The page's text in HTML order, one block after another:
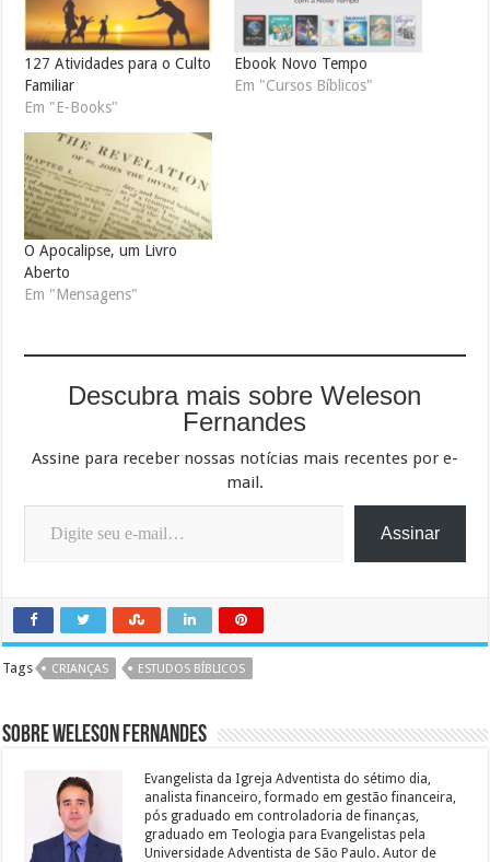
127 Atividades para o Culto
Familiar
Em "E-Books"
Ebook Novo Tempo
Em "Cursos Bíblicos"
O Apocalipse, um Livro
Aberto
Em "Mensagens"
Descubra mais sobre Weleson
Fernandes
Assine para receber nossas notícias mais recentes por e-
mail.
Digite seu e-mail…
Assinar
Tags CRIANÇAS ESTUDOS BÍBLICOS
Sobre Weleson Fernandes
Evangelista da Igreja Adventista do sétimo dia,
analista financeiro, formado em gestão financeira,
pós graduado em controladoria de finanças,
graduado em Teologia para Evangelistas pela
Universidade Adventista de São Paulo. Autor de